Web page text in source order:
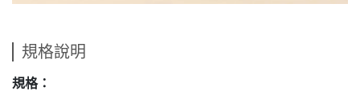
規格說明
規格：